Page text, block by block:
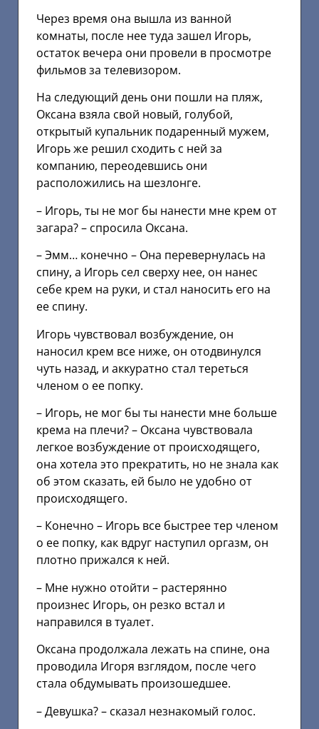
Через время она вышла из ванной
комнаты, после нее туда зашел Игорь,
остаток вечера они провели в просмотре
фильмов за телевизором.
На следующий день они пошли на пляж,
Оксана взяла свой новый, голубой,
открытый купальник подаренный мужем,
Игорь же решил сходить с ней за
компанию, переодевшись они
расположились на шезлонге.
– Игорь, ты не мог бы нанести мне крем от
загара? – спросила Оксана.
– Эмм… конечно – Она перевернулась на
спину, а Игорь сел сверху нее, он нанес
себе крем на руки, и стал наносить его на
ее спину.
Игорь чувствовал возбуждение, он
наносил крем все ниже, он отодвинулся
чуть назад, и аккуратно стал тереться
членом о ее попку.
– Игорь, не мог бы ты нанести мне больше
крема на плечи? – Оксана чувствовала
легкое возбуждение от происходящего,
она хотела это прекратить, но не знала как
об этом сказать, ей было не удобно от
происходящего.
– Конечно – Игорь все быстрее тер членом
о ее попку, как вдруг наступил оргазм, он
плотно прижался к ней.
– Мне нужно отойти – растерянно
произнес Игорь, он резко встал и
направился в туалет.
Оксана продолжала лежать на спине, она
проводила Игоря взглядом, после чего
стала обдумывать произошедшее.
– Девушка? – сказал незнакомый голос.